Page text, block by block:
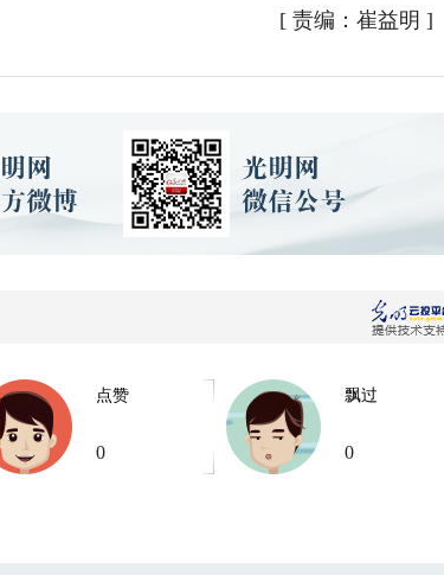
[ 责编：崔益明 ]
点赞
0
飘过
0